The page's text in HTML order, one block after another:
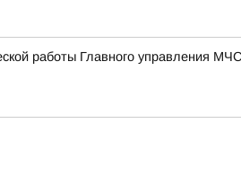
работы Главного управления